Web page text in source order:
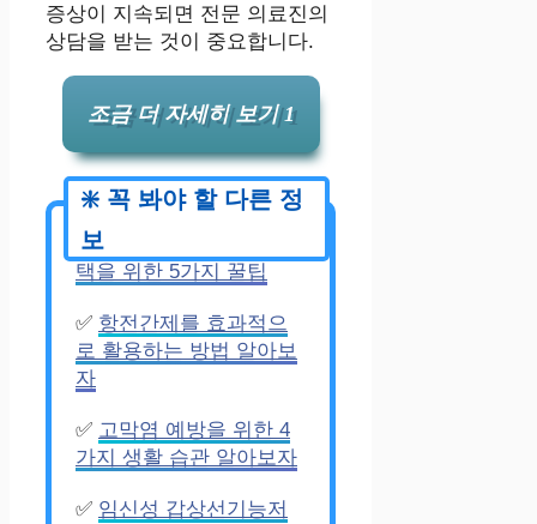
증상이 지속되면 전문 의료진의
상담을 받는 것이 중요합니다.
조금 더 자세히 보기 1
✅효과적인 미백크림 선
택을 위한 5가지 꿀팁
✅ 항전간제를 효과적으
로 활용하는 방법 알아보
자
✅ 고막염 예방을 위한 4
가지 생활 습관 알아보자
✅ 임신성 갑상선기능저